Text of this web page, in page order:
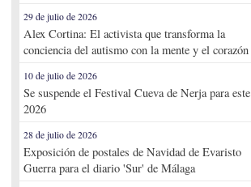
29 de julio de 2026
Alex Cortina: El activista que transforma la
conciencia del autismo con la mente y el corazón
10 de julio de 2026
Se suspende el Festival Cueva de Nerja para este
2026
28 de julio de 2026
Exposición de postales de Navidad de Evaristo
Guerra para el diario 'Sur' de Málaga